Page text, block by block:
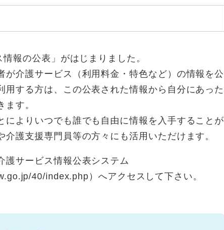
報の公表」がはじまりました。
介護サービス（利用料金・特色など）の情報を公
用する方は、この公表された情報から自分にあった
す。
よりいつでも誰でも自由に情報を入手することが
護支援専門員等の方々にも活用いただけます。
サービス情報公表システム
40/index.php）へアクセスして下さい。